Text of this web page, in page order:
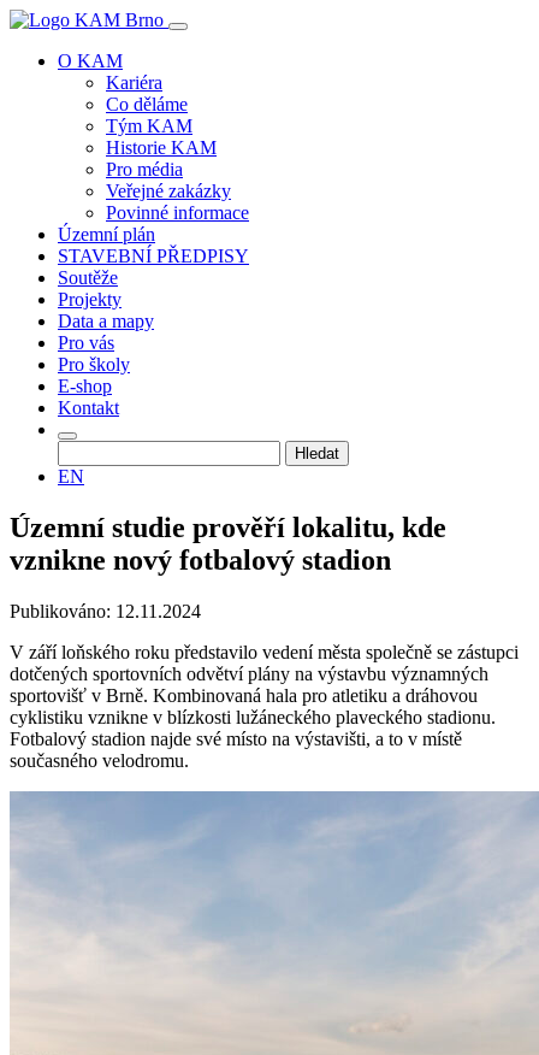
O KAM
Kariéra
Co děláme
Tým KAM
Historie KAM
Pro média
Veřejné zakázky
Povinné informace
Územní plán
STAVEBNÍ PŘEDPISY
Soutěže
Projekty
Data a mapy
Pro vás
Pro školy
E-shop
Kontakt
EN
Územní studie prověří lokalitu, kde
vznikne nový fotbalový stadion
Publikováno: 12.11.2024
V září loňského roku představilo vedení města společně se zástupci
dotčených sportovních odvětví plány na výstavbu významných
sportovišť v Brně. Kombinovaná hala pro atletiku a dráhovou
cyklistiku vznikne v blízkosti lužáneckého plaveckého stadionu.
Fotbalový stadion najde své místo na výstavišti, a to v místě
současného velodromu.